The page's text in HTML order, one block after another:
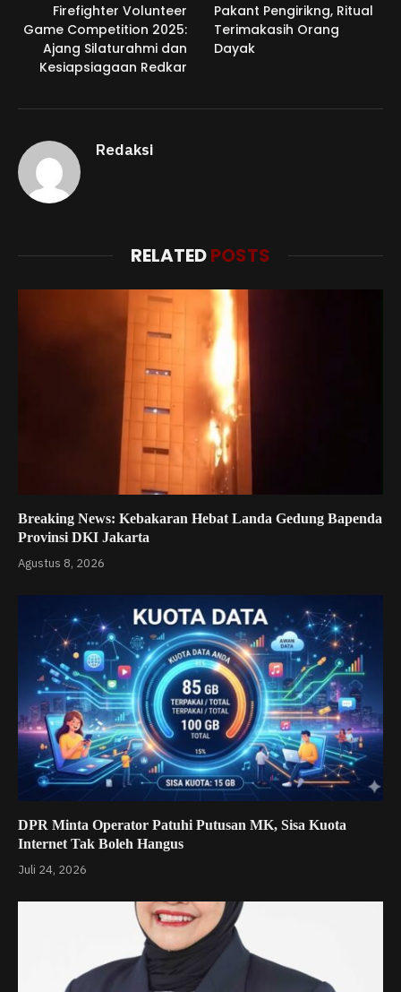
Firefighter Volunteer
Game Competition 2025:
Ajang Silaturahmi dan
Kesiapsiagaan Redkar
Pakant Pengirikng, Ritual
Terimakasih Orang
Dayak
Redaksi
RELATEDPOSTS
Breaking News: Kebakaran Hebat Landa Gedung Bapenda
Provinsi DKI Jakarta
Agustus 8, 2026
DPR Minta Operator Patuhi Putusan MK, Sisa Kuota
Internet Tak Boleh Hangus
Juli 24, 2026